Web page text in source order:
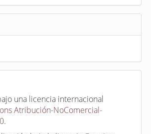
una licencia internacional
Atribución-NoComercial-
.